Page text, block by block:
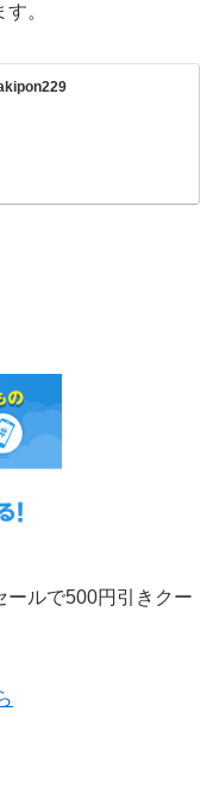
。
ールで500円引きクー